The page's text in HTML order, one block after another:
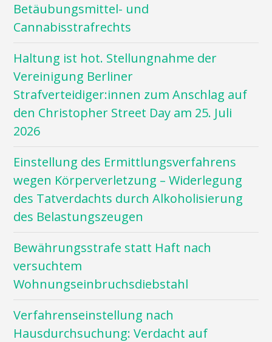
Betäubungsmittel- und
Cannabisstrafrechts
Haltung ist hot. Stellungnahme der
Vereinigung Berliner
Strafverteidiger:innen zum Anschlag auf
den Christopher Street Day am 25. Juli
2026
Einstellung des Ermittlungsverfahrens
wegen Körperverletzung – Widerlegung
des Tatverdachts durch Alkoholisierung
des Belastungszeugen
Bewährungsstrafe statt Haft nach
versuchtem
Wohnungseinbruchsdiebstahl
Verfahrenseinstellung nach
Hausdurchsuchung: Verdacht auf